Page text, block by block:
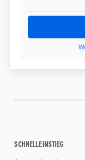
SCHNELLEINSTIEG